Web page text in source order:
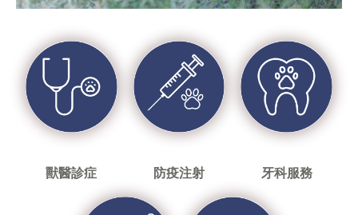
獸醫診症 防疫注射 牙科服務